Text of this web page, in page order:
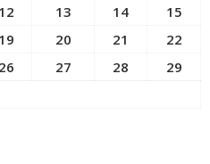
12 13 14
15
19 20 21
22
26 27 28
29